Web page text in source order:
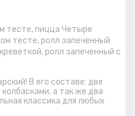
тесте, пицца Четыре
тесте, ролл запеченный
ролл запеченный с
В его составе: две
а так же два
классика для любых